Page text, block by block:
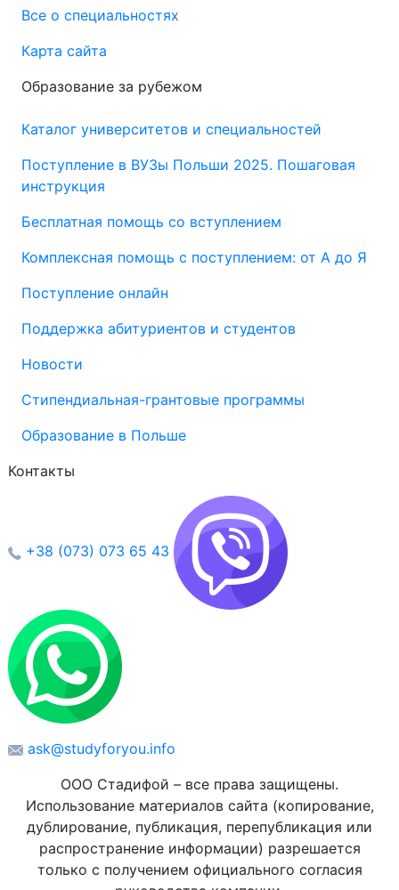
Все о специальностях
Карта сайта
Образование за рубежом
Каталог университетов и специальностей
Поступление в ВУЗы Польши 2025. Пошаговая
инструкция
Бесплатная помощь со вступлением
Комплексная помощь с поступлением: от А до Я
Поступление онлайн
Поддержка абитуриентов и студентов
Новости
Стипендиальная-грантовые программы
Образование в Польше
Контакты
+38 (073) 073 65 43
ask@studyforyou.info
ООО Стадифой – все права защищены.
Использование материалов сайта (копирование,
дублирование, публикация, перепубликация или
распространение информации) разрешается
только с получением официального согласия